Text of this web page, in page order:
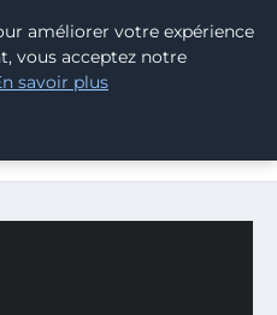
BLOG
DES
améliorer votre expérience
vous acceptez notre
savoir plus